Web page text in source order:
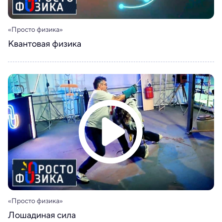
«Просто физика»
Квантовая физика
«Просто физика»
Лошадиная сила